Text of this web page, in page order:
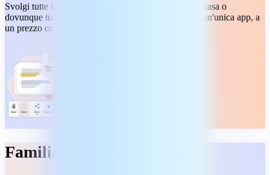
Svolgi tutte le operazioni PDF dall'inizio alla fine, a casa o
dovunque tu sia. Trovi tanti strumenti organizzati in un'unica app, a
un prezzo conveniente.
Familiare & compatibile